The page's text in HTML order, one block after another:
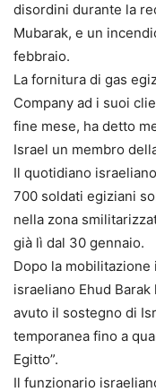
disordini durante la
Mubarak, e un
febbraio.
La fornitura di gas
Company ad i suoi
fine mese, ha detto
Israel un membro
Il quotidiano
700 soldati egiziani
nella zona
già lì dal 30 gennaio.
Dopo la
israeliano Ehud
avuto il sostegno di
temporanea fino a
Egitto”.
Il funzionario